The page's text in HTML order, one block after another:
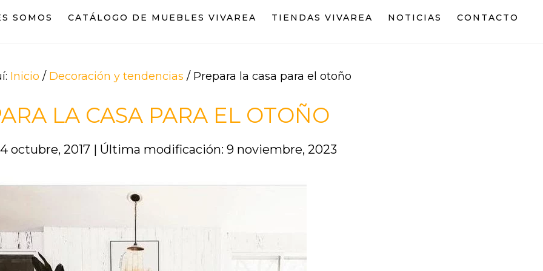
SOMOS CATÁLOGO DE MUEBLES VIVAREA TIENDAS VIVAREA NOTICIAS CONTACTO
Inicio / Decoración y tendencias / Prepara la casa para el otoño
LA CASA PARA EL OTOÑO
octubre, 2017 | Última modificación: 9 noviembre, 2023